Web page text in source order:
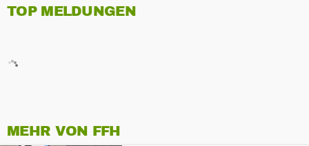
TOP MELDUNGEN
MEHR VON FFH